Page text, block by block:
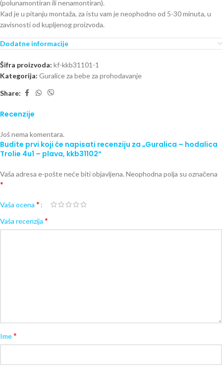
(polunamontiran ili nenamontiran).
Kad je u pitanju montaža, za istu vam je neophodno od 5-30 minuta, u
zavisnosti od kupljenog proizvoda.
Dodatne informacije
Šifra proizvoda: kf-kkb31101-1
Kategorija: Guralice za bebe za prohodavanje
Share:
Recenzije
Još nema komentara.
Budite prvi koji će napisati recenziju za „Guralica – hodalica
Trolie 4u1 – plava, kkb31102“
Vaša adresa e-pošte neće biti objavljena. Neophodna polja su označena
*
Vaša ocena *
Vaša recenzija *
Ime*